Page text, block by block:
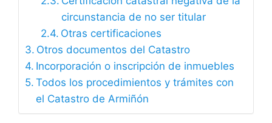
circunstancia de no ser titular
Otras certificaciones
Otros documentos del Catastro
Incorporación o inscripción de inmuebles
Todos los procedimientos y trámites con
el Catastro de Armiñón